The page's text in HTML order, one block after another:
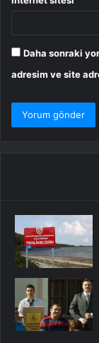
Daha sonraki
adresim ve site